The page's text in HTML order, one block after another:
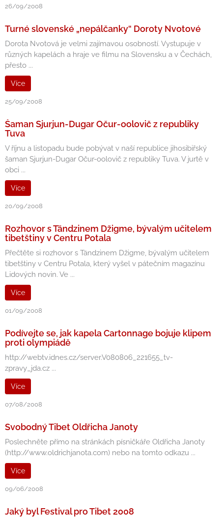
26/09/2008
Turné slovenské „nepálčanky“ Doroty Nvotové
Dorota Nvotová je velmi zajímavou osobností. Vystupuje v
různých kapelách a hraje ve filmu na Slovensku a v Čechách,
přesto ...
Více
25/09/2008
Šaman Sjurjun-Dugar Očur-oolovič z republiky
Tuva
V říjnu a listopadu bude pobývat v naší republice jihosibiřský
šaman Sjurjun-Dugar Očur-oolovič z republiky Tuva. V jurtě v
obci ...
Více
20/09/2008
Rozhovor s Tändzinem Džigme, bývalým učitelem
tibetštiny v Centru Potala
Přečtěte si rozhovor s Tändzinem Džigme, bývalým učitelem
tibetštiny v Centru Potala, který vyšel v pátečním magazínu
Lidových novin. Ve ...
Více
01/09/2008
Podívejte se, jak kapela Cartonnage bojuje klipem
proti olympiádě
http://webtv.idnes.cz/server.V080806_221655_tv-
zpravy_jda.cz ...
Více
07/08/2008
Svobodný Tibet Oldřicha Janoty
Poslechněte přímo na stránkách písničkáře Oldřicha Janoty
(http://www.oldrichjanota.com) nebo na tomto odkazu ...
Více
09/06/2008
Jaký byl Festival pro Tibet 2008